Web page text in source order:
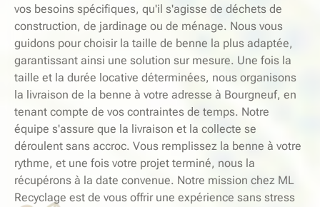
vos besoins spécifiques, qu'il s'agisse de déchets de
construction, de jardinage ou de ménage. Nous vous
guidons pour choisir la taille de benne la plus adaptée,
garantissant ainsi une solution sur mesure. Une fois la
taille et la durée locative déterminées, nous organisons
la livraison de la benne à votre adresse à Bourgneuf, en
tenant compte de vos contraintes de temps. Notre
équipe s'assure que la livraison et la collecte se
déroulent sans accroc. Vous remplissez la benne à votre
rythme, et une fois votre projet terminé, nous la
récupérons à la date convenue. Notre mission chez ML
Recyclage est de vous offrir une expérience sans stress